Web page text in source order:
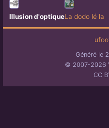
Illusion d'optiqueLa dodo lé la
Généré le
© 2007-2026
CC